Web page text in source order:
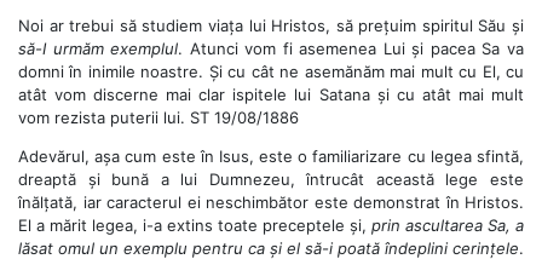
Noi ar trebui să studiem viața lui Hristos, să prețuim spiritul Său și
să-I urmăm exemplul. Atunci vom fi asemenea Lui și pacea Sa va
domni în inimile noastre. Și cu cât ne asemănăm mai mult cu El, cu
atât vom discerne mai clar ispitele lui Satana și cu atât mai mult
vom rezista puterii lui. ST 19/08/1886
Adevărul, așa cum este în Isus, este o familiarizare cu legea sfintă,
dreaptă și bună a lui Dumnezeu, întrucât această lege este
înălțată, iar caracterul ei neschimbător este demonstrat în Hristos.
El a mărit legea, i-a extins toate preceptele și, prin ascultarea Sa, a
lăsat omul un exemplu pentru ca și el să-i poată îndeplini cerințele.